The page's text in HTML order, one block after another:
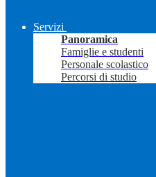
Servizi
Panoramica
Famiglie e studenti
Personale scolastico
Percorsi di studio